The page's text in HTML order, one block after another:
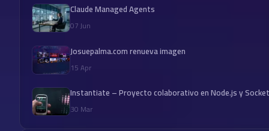
Claude Managed Agents
07 Jun
Josuepalma.com renueva imagen
15 Apr
Instantiate – Proyecto colaborativo en Node.js y
30 Mar